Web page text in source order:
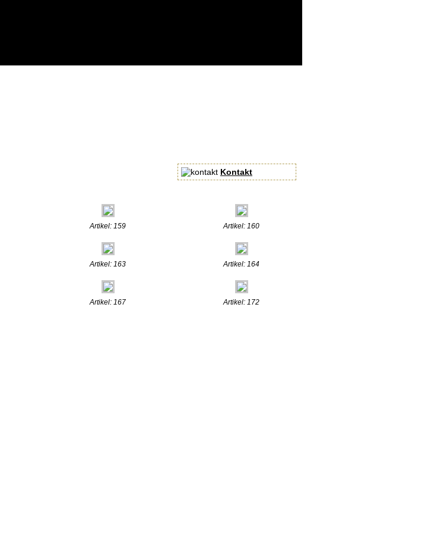
Kontakt
Artikel: 159 Artikel: 160
Artikel: 163 Artikel: 164
Artikel: 167 Artikel: 172